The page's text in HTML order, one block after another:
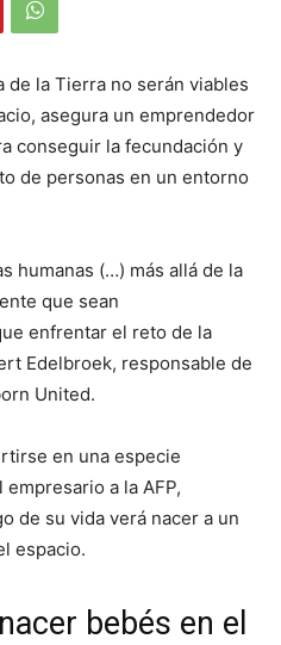
de la Tierra no serán viables
asegura un emprendedor
conseguir la fecundación y
de personas en un entorno
humanas (…) más allá de la
que sean
enfrentar el reto de la
Edelbroek, responsable de
United.
en una especie
a la AFP,
de su vida verá nacer a un
espacio.
bebés en el